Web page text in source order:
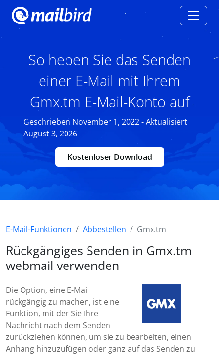
So heben Sie das Senden
einer E-Mail mit Ihrem
Gmx.tm E-Mail-Konto auf
Geschrieben November 1, 2022 - Aktualisiert
August 3, 2026
Kostenloser Download
E-Mail-Funktionen Abbestellen Gmx.tm
Rückgängiges Senden in Gmx.tm
webmail verwenden
Die Option, eine E-Mail
rückgängig zu machen, ist eine
Funktion, mit der Sie Ihre
Nachricht nach dem Senden
zurückziehen können, um sie zu bearbeiten, einen
Anhang hinzuzufügen oder ganz auf das Senden zu